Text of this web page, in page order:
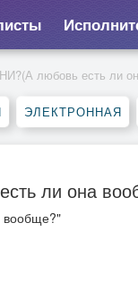
любовь есть ли
ЭЛЕКТРОННАЯ
ли она
вообще?"